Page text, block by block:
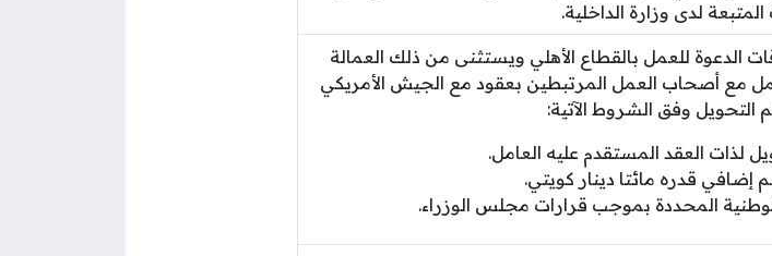
المتبعة لدى وزارة الداخلية.
الدعوة للعمل بالقطاع الأهلي ويستثنى من ذلك العمالة
مع أصحاب العمل المرتبطين بعقود مع الجيش الأمريكي
التحويل وفق الشروط الآتية:
لذات العقد المستقدم عليه العامل.
إضافي قدره مائتا دينار كويتي.
الوطنية المحددة بموجب قرارات مجلس الوزراء.